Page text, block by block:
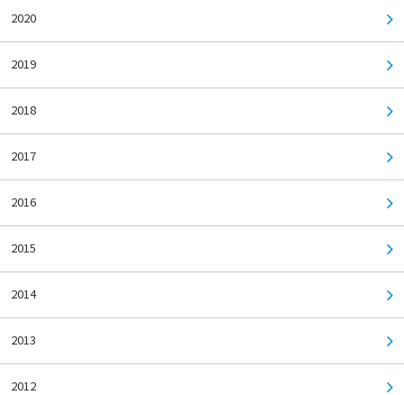
2020
2019
2018
2017
2016
2015
2014
2013
2012